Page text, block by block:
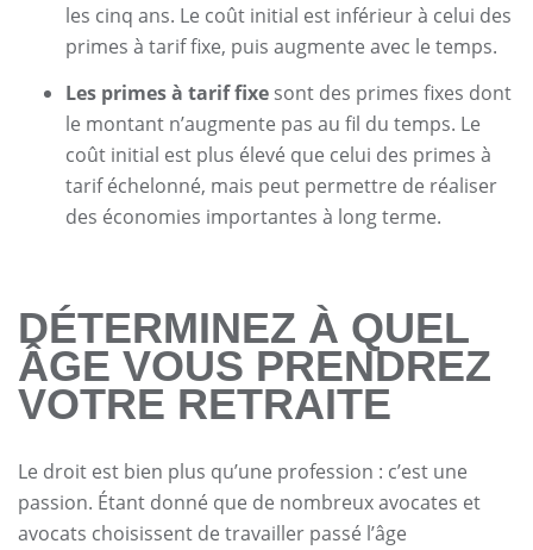
les cinq ans. Le coût initial est inférieur à celui des
primes à tarif fixe, puis augmente avec le temps.
Les primes à tarif fixe sont des primes fixes dont
le montant n’augmente pas au fil du temps. Le
coût initial est plus élevé que celui des primes à
tarif échelonné, mais peut permettre de réaliser
des économies importantes à long terme.
DÉTERMINEZ À QUEL
ÂGE VOUS PRENDREZ
VOTRE RETRAITE
Le droit est bien plus qu’une profession : c’est une
passion. Étant donné que de nombreux avocates et
avocats choisissent de travailler passé l’âge